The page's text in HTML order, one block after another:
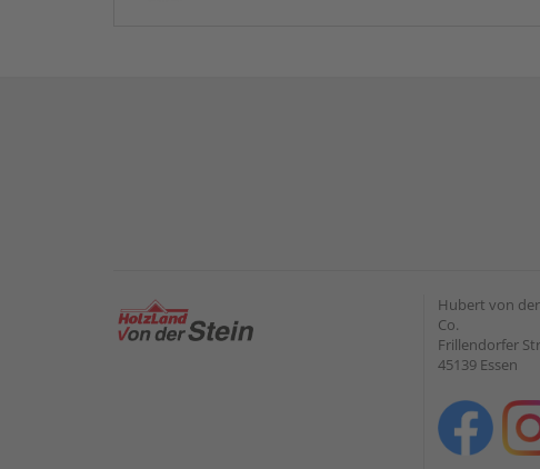
Hubert von
Co.
Frillendorfer
45139 Essen